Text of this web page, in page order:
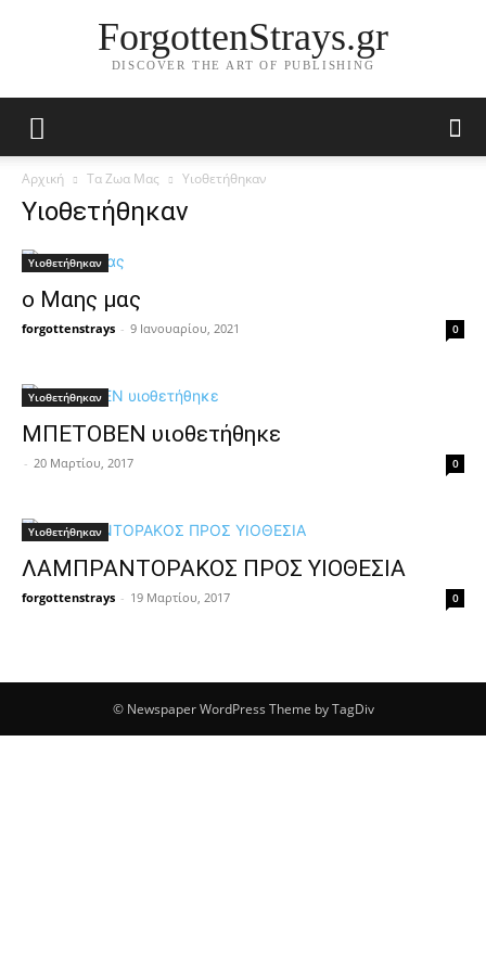
ForgottenStrays.gr
DISCOVER THE ART OF PUBLISHING
Αρχική Τα Ζωα Μας Υιοθετήθηκαν
Υιοθετήθηκαν
Υιοθετήθηκαν
ο Mαης μας
forgottenstrays - 9 Ιανουαρίου, 2021 0
Υιοθετήθηκαν
ΜΠΕΤΟΒΕΝ υιοθετήθηκε
- 20 Μαρτίου, 2017 0
Υιοθετήθηκαν
ΛΑΜΠΡΑΝΤΟΡΑΚΟΣ ΠΡΟΣ ΥΙΟΘΕΣΙΑ
forgottenstrays - 19 Μαρτίου, 2017 0
© Newspaper WordPress Theme by TagDiv